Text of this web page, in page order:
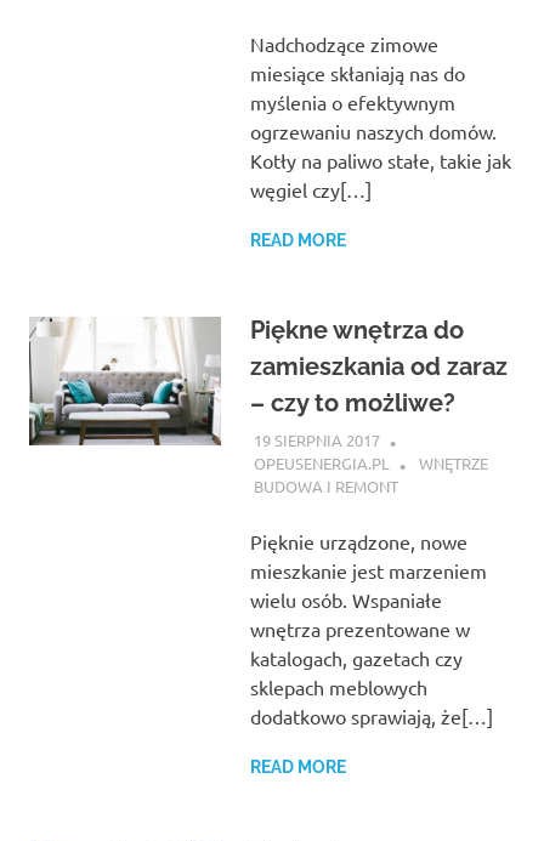
Nadchodzące zimowe
miesiące skłaniają nas do
myślenia o efektywnym
ogrzewaniu naszych domów.
Kotły na paliwo stałe, takie jak
węgiel czy[…]
READ MORE
Piękne wnętrza do
zamieszkania od zaraz
– czy to możliwe?
19 SIERPNIA 2017
OPEUSENERGIA.PL
WNĘTRZE
BUDOWA I REMONT
Pięknie urządzone, nowe
mieszkanie jest marzeniem
wielu osób. Wspaniałe
wnętrza prezentowane w
katalogach, gazetach czy
sklepach meblowych
dodatkowo sprawiają, że[…]
READ MORE